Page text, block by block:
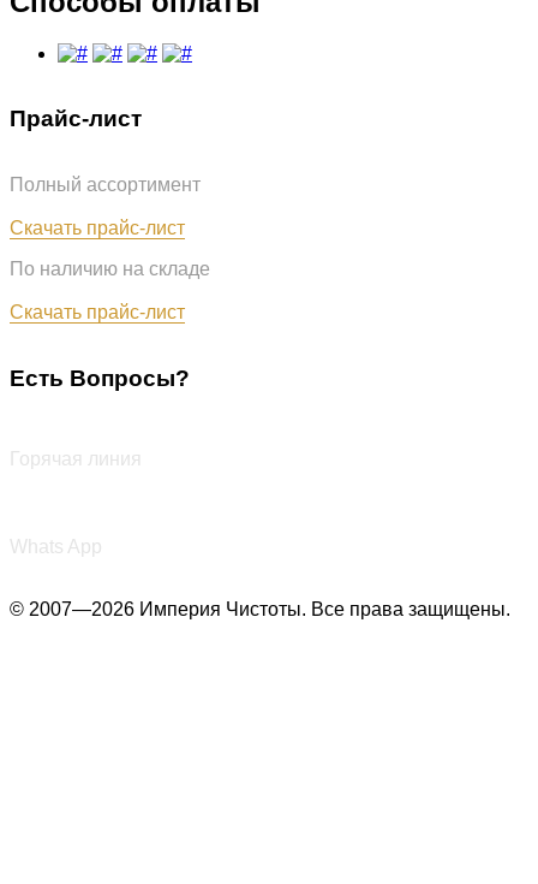
Прайс-лист
Полный ассортимент
Скачать прайс-лист
По наличию на складе
Скачать прайс-лист
Есть Вопросы?
Горячая линия
Whats App
© 2007—2026 Империя Чистоты. Все права защищены.